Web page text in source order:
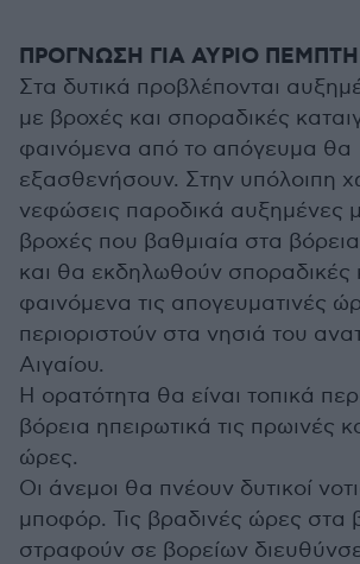
ΠΡΟΓΝΩΣΗ ΓΙΑ ΑΥΡΙΟ ΠΕΜΠΤΗ
Στα δυτικά προβλέπονται
με βροχές και σποραδικές
φαινόμενα από το απόγευμα θα
εξασθενήσουν. Στην υπόλοιπη
νεφώσεις παροδικά αυξημένες
βροχές που βαθμιαία στα
και θα εκδηλωθούν σποραδικές
φαινόμενα τις απογευματινές
περιοριστούν στα νησιά του
Αιγαίου.
Η ορατότητα θα είναι τοπικά
βόρεια ηπειρωτικά τις πρωινές
ώρες.
Οι άνεμοι θα πνέουν δυτικοί
μποφόρ. Τις βραδινές ώρες στα
στραφούν σε βορείων